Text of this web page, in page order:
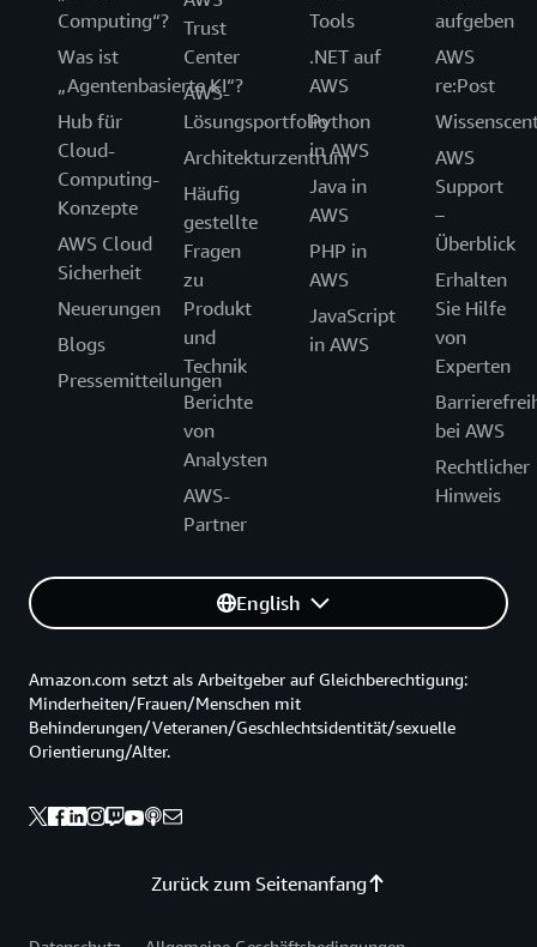
Computing“?
Was ist
„Agentenbasierte KI“?
Hub für
Cloud-
Computing-
Konzepte
AWS Cloud
Sicherheit
Neuerungen
Blogs
Pressemitteilungen
Trust
Center
AWS-
Lösungsportfolio
Architekturzentrum
Häufig
gestellte
Fragen
zu
Produkt
und
Technik
Berichte
von
Analysten
AWS-
Partner
Tools
.NET auf
AWS
Python
in AWS
Java in
AWS
PHP in
AWS
JavaScript
in AWS
aufgeben
AWS
re:Post
AWS
Support
–
Überblick
Erhalten
Sie Hilfe
von
Experten
bei AWS
Rechtlicher
Hinweis
English
Zurück zum Seitenanfang
Amazon.com setzt als Arbeitgeber auf Gleichberechtigung:
Minderheiten/Frauen/Menschen mit
Behinderungen/Veteranen/Geschlechtsidentität/sexuelle
Orientierung/Alter.